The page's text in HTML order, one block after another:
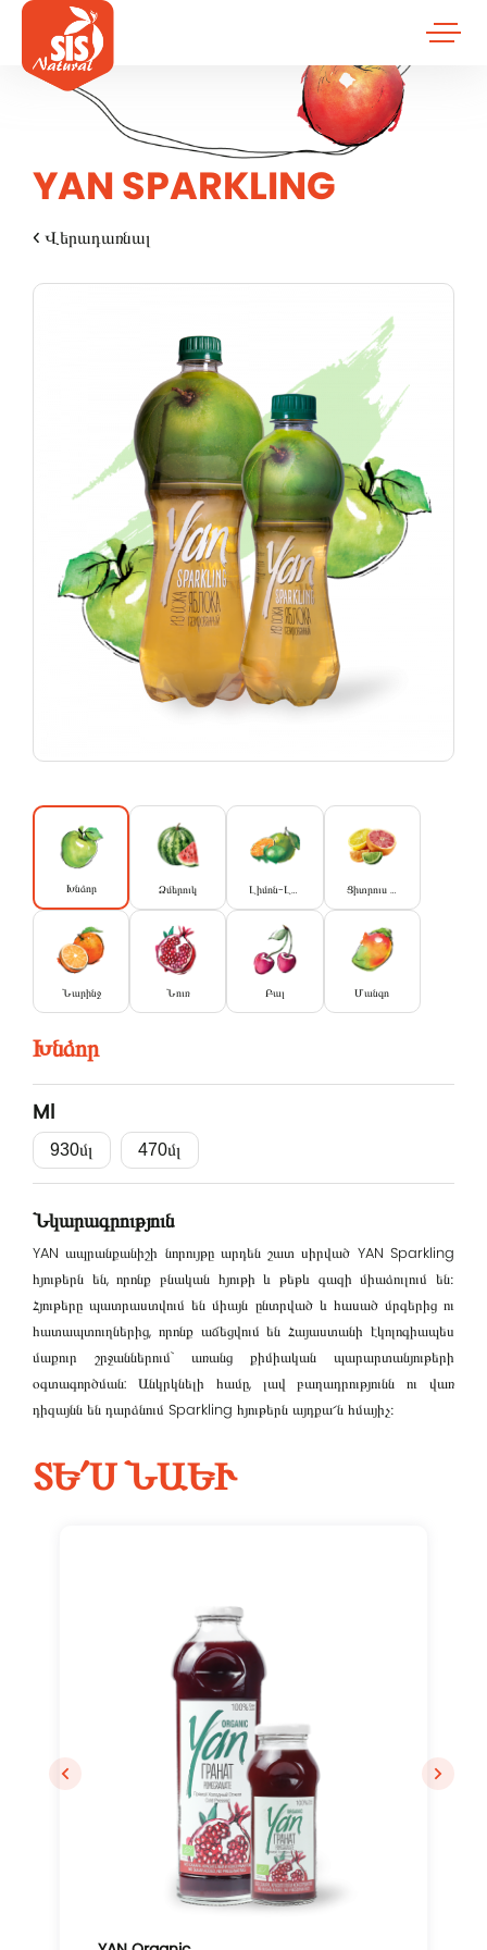
Էլ․հասցե
Գաղտնաբառ
Remember me
Մուտք
YAN SPARKLING
Վերադառնալ
Խնձոր Ձմերուկ Լիմոն-Լայմ Ցիտրուս միքս‍
Նարինջ Նուռ Բալ Մանգո
Խնձոր
Ml
930մլ 470մլ
Նկարագրություն
YAN ապրանքանիշի նորույթը արդեն շատ սիրված YAN Sparkling
հյութերն են, որոնք բնական հյութի և թեթև գազի միաձուլում են։
Հյութերը պատրաստվում են միայն ընտրված և հասած մրգերից ու
հատապտուղներից, որոնք աճեցվում են Հայաստանի էկոլոգիապես
մաքուր շրջաններում` առանց քիմիական պարարտանյութերի
օգտագործման: Անկրկնելի համը, լավ բաղադրությունն ու վառ
դիզայնն են դարձնում Sparkling հյութերն այդքա՜ն հմայիչ։
ՏԵ՛Ս ՆԱԵՒ